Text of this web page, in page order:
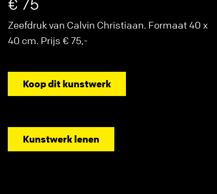
€ 75
Zeefdruk van Calvin Christiaan. Formaat 40 x
40 cm. Prijs € 75,-
Koop dit kunstwerk
Kunstwerk lenen